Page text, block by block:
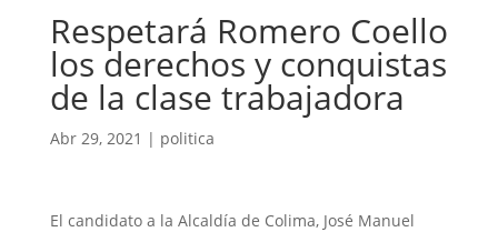
Respetará Romero Coello
los derechos y conquistas
de la clase trabajadora
Abr 29, 2021 | politica
El candidato a la Alcaldía de Colima, José Manuel